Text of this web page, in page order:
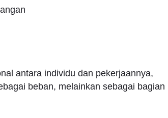
antara individu dan pekerjaannya,
beban, melainkan sebagai bagian